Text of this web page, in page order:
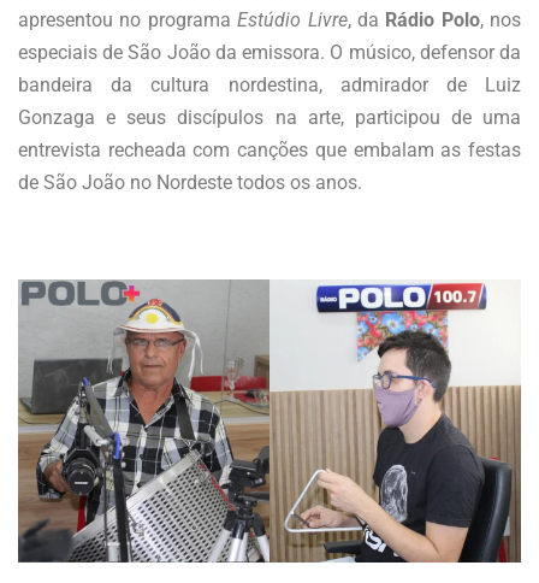
apresentou no programaEstúdio Livre, da Rádio Polo, nos
especiais de São João da emissora. O músico, defensor da
bandeira da cultura nordestina, admirador de Luiz
Gonzaga e seus discípulos na arte, participou de uma
entrevista recheada com canções que embalam as festas
de São João no Nordeste todos os anos.